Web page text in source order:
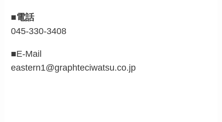
■電話
045-330-3408
■E-Mail
eastern1@graphteciwatsu.co.jp